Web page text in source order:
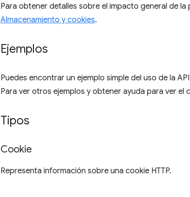
Para obtener detalles sobre el impacto general de
Almacenamiento y cookies.
Ejemplos
Puedes encontrar un ejemplo simple del uso de la
Para ver otros ejemplos y obtener ayuda para ver el
Tipos
Cookie
Representa información sobre una cookie HTTP.